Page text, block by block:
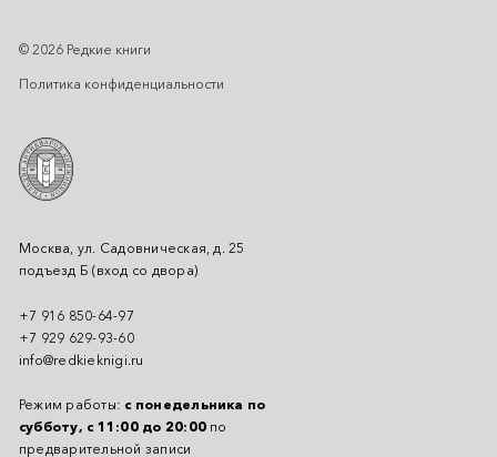
Москва, ул. Садовническая, д. 25
подъезд Б (вход со двора)
+7 916 850-64-97
+7 929 629-93-60
info@redkieknigi.ru
Режим работы: с понедельника по
субботу, с 11:00 до 20:00 по
предварительной записи
© 2026 Редкие книги
Политика конфиденциальности